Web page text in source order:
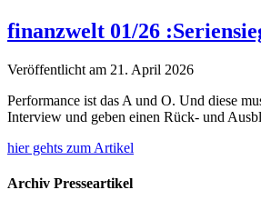
finanzwelt 01/26
Veröffentlicht am 21. April 2026
Performance ist das A und O. Und diese
Interview und geben einen Rück- und
hier gehts zum Artikel
Archiv Presseartikel